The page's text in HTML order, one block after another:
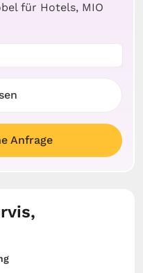
für Hotels, MIO
Anfrage